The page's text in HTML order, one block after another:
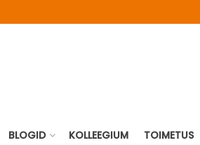
BLOGID KOLLEEGIUM TOIMETUS